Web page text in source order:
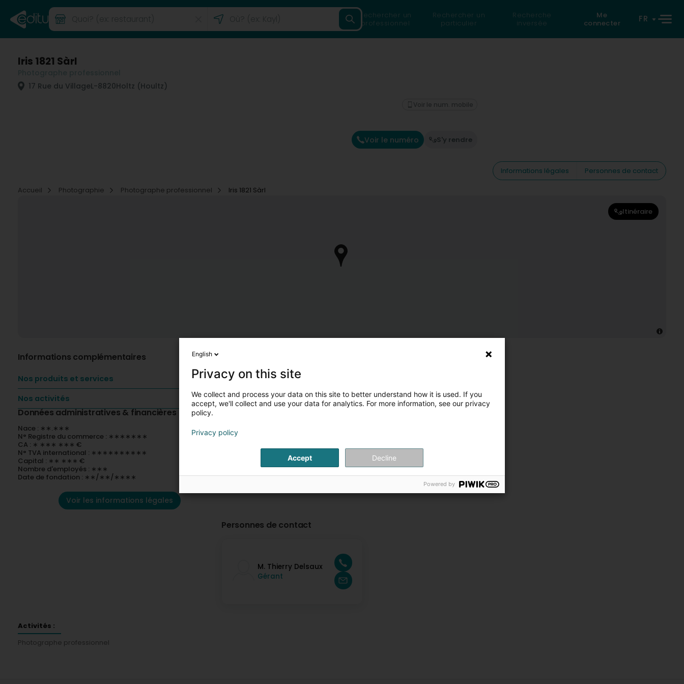
Rechercher un
professionnel
Rechercher un
particulier
Recherche
inversée
Me
connecter
FR
Iris 1821 Sàrl
17 Rue du VillageL-8820Holtz (Houltz)
Voir le numéro S'y rendre
Voir le num. mobile
Informations légales
Personnes de contact
Accueil
Photographie Photographe professionnel Iris 1821 Sàrl
Itinéraire
Informations complémentaires
Nos produits et services
Nos activités
Données administratives & financières
Nace : ∗∗.∗∗∗
N° Registre du commerce : ∗∗∗∗∗∗∗
CA : ∗ ∗∗∗ ∗∗∗ €
N° TVA international : ∗∗∗∗∗∗∗∗∗∗
Capital : ∗∗ ∗∗∗ €
Nombre d'employés : ∗∗∗
Date de fondation : ∗∗/∗∗/∗∗∗∗
Voir les informations légales
Personnes de contact
M. Thierry Delsaux
Gérant
Activités :
Photographe professionnel
English
Privacy on this site
We collect and process your data on this site to better understand how it is used. If you
accept, we'll collect and use your data for analytics. For more information, see our privacy
policy.
Privacy policy
Accept Decline
Powered by